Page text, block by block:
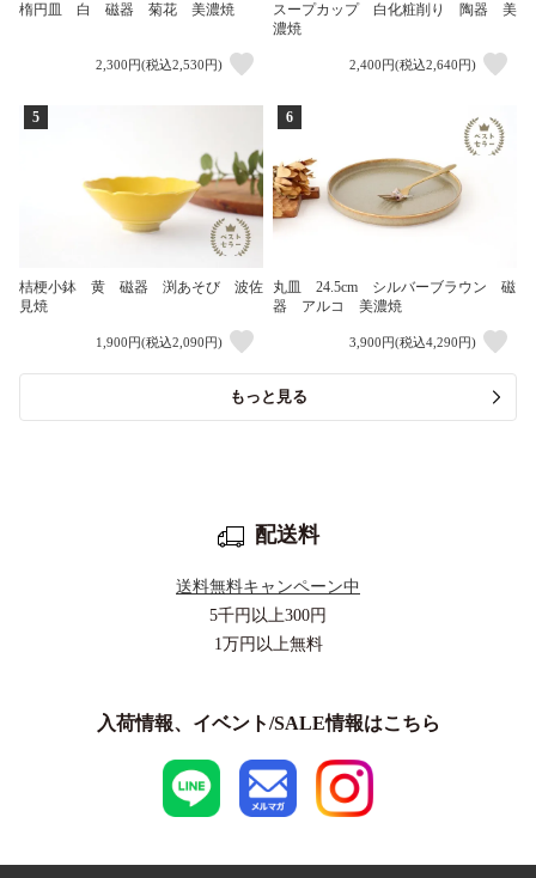
楕円皿 白 磁器 菊花 美濃焼
2,300円(税込2,530円)
スープカップ 白化粧削り 陶器 美
濃焼
2,400円(税込2,640円)
5
桔梗小鉢 黄 磁器 渕あそび 波佐
見焼
1,900円(税込2,090円)
6
丸皿 24.5cm シルバーブラウン 磁
器 アルコ 美濃焼
3,900円(税込4,290円)
もっと見る
配送料
送料無料キャンペーン中
5千円以上300円
1万円以上無料
入荷情報、イベント/SALE情報はこちら